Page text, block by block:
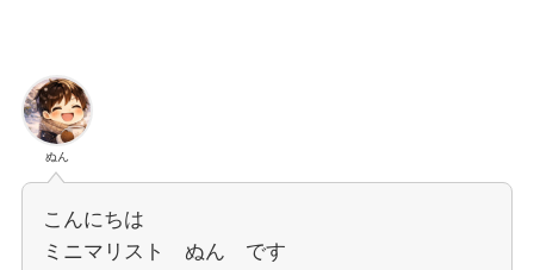
ぬん
こんにちは
ミニマリスト ぬん です